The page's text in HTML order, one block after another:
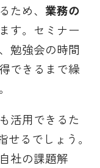
ため、 業務の
す。セミナー
勉強会の時間
できるまで繰
活用できるた
るでしょう。
社の課題解